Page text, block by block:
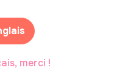
merci !